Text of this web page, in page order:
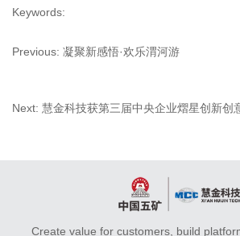
Keywords:
Previous: 凝聚新感悟·欢乐渭河游
Next: 慧金科技获第三届中央企业熠星创新创
Create value for customers, build